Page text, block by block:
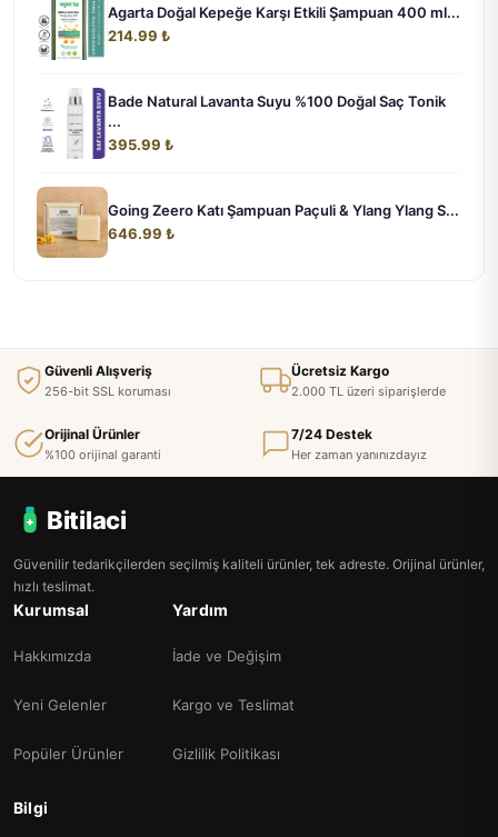
Agarta Doğal Kepeğe Karşı Etkili Şampuan 400 ml...
214.99 ₺
Bade Natural Lavanta Suyu %100 Doğal Saç Tonik
...
395.99 ₺
Going Zeero Katı Şampuan Paçuli & Ylang Ylang S...
646.99 ₺
Güvenli Alışveriş
256-bit SSL koruması
Ücretsiz Kargo
2.000 TL üzeri siparişlerde
Orijinal Ürünler
%100 orijinal garanti
7/24 Destek
Her zaman yanınızdayız
Bitilaci
Güvenilir tedarikçilerden seçilmiş kaliteli ürünler, tek adreste. Orijinal ürünler,
hızlı teslimat.
Kurumsal
Hakkımızda
Yeni Gelenler
Popüler Ürünler
Yardım
İade ve Değişim
Kargo ve Teslimat
Gizlilik Politikası
Bilgi